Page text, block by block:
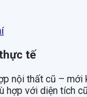
tế
nội thất cũ –
hợp với diện tích